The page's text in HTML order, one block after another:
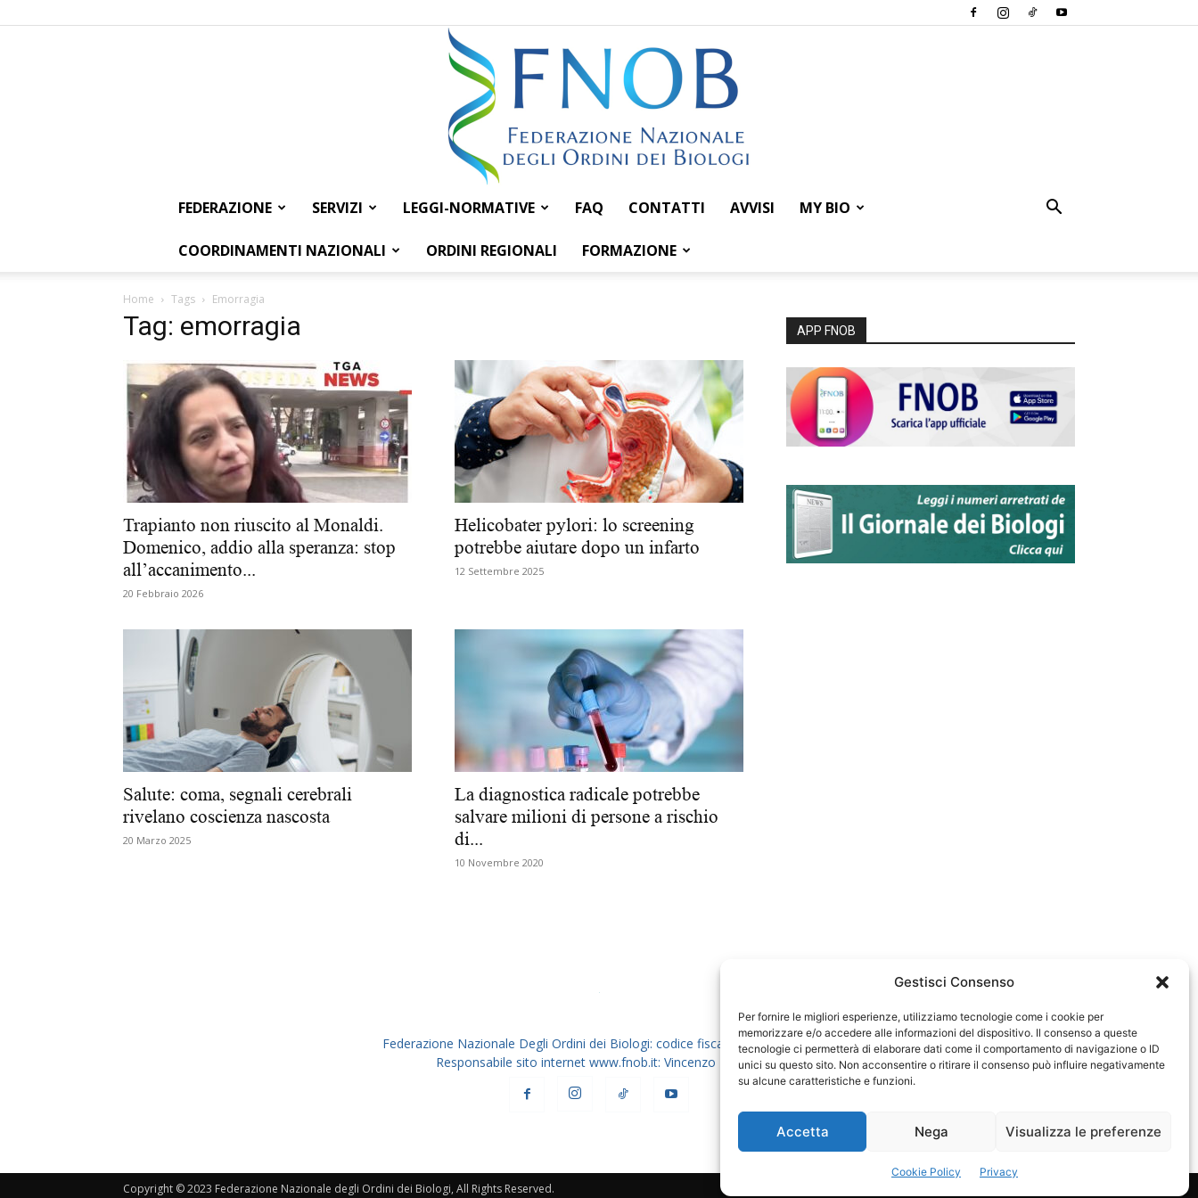
Gestisci Consenso
Per fornire le migliori esperienze, utilizziamo tecnologie come i cookie per
memorizzare e/o accedere alle informazioni del dispositivo. Il consenso a queste
tecnologie ci permetterà di elaborare dati come il comportamento di navigazione o ID
unici su questo sito. Non acconsentire o ritirare il consenso può influire negativamente
su alcune caratteristiche e funzioni.
Accetta Nega Visualizza le preferenze
Cookie Policy Privacy
Federazione
Nazionale
degli
dei
Biologi
FEDERAZIONE SERVIZI LEGGI-NORMATIVE FAQ CONTATTI AVVISI MY BIO
COORDINAMENTI NAZIONALI ORDINI REGIONALI FORMAZIONE
Home Tags Emorragia
Tag: emorragia
Trapianto non riuscito al Monaldi.
Domenico, addio alla speranza: stop
all’accanimento...
20 Febbraio 2026
Helicobater pylori: lo screening
potrebbe aiutare dopo un infarto
12 Settembre 2025
Salute: coma, segnali cerebrali
rivelano coscienza nascosta
20 Marzo 2025
La diagnostica radicale potrebbe
salvare milioni di persone a rischio
di...
10 Novembre 2020
APP FNOB
Federazione Nazionale Degli Ordini dei Biologi: codice fiscale 80069130583
Responsabile sito internet www.fnob.it: Vincenzo D'Anna
Copyright © 2023 Federazione Nazionale degli Ordini dei Biologi, All Rights Reserved.